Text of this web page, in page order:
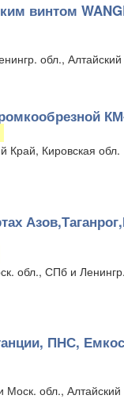
винтом
обл.,
Край, Кировская обл.
обл., СПб и
ПНС,
Моск. обл.,